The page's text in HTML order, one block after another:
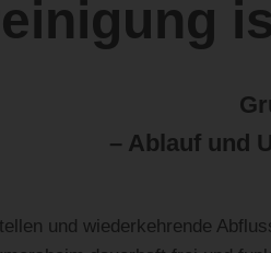
– Ablauf und
und wiederkehrende